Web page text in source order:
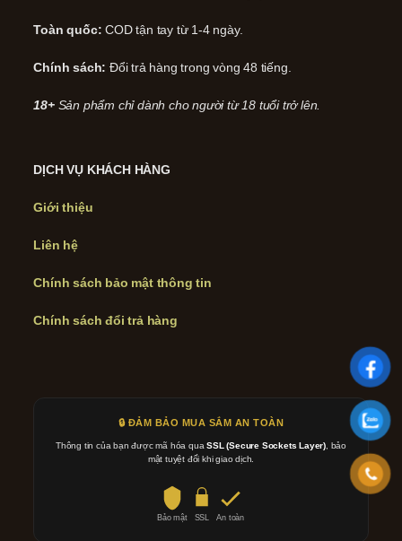
Toàn quốc: COD tận tay từ 1-4 ngày.
Chính sách: Đổi trả hàng trong vòng 48 tiếng.
18+ Sản phẩm chỉ dành cho người từ 18 tuổi trở lên.
DỊCH VỤ KHÁCH HÀNG
Giới thiệu
Liên hệ
Chính sách bảo mật thông tin
Chính sách đổi trả hàng
🔒 ĐẢM BẢO MUA SẮM AN TOÀN
Thông tin của bạn được mã hóa quaSSL (Secure Sockets Layer) , bảo
mật tuyệt đối khi giao dịch.
Bảo mật SSL An toàn